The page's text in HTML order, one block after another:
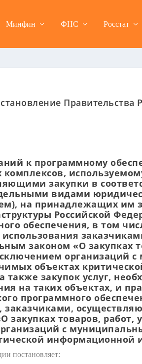
Минфин ФНС Росстат
Правительства
к программному
закупки в
видами
на принадлежащих им
Российской
обеспечения, в том
использования
законом «О закупках
организаций
объектах
также закупок услуг,
на таких объектах, и
программного
заказчиками,
закупках товаров,
с
информационной
постановляет: